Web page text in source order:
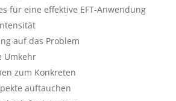
für eine effektive EFT-Anwendung
auf das Problem
Umkehr
zum Konkreten
auftauchen